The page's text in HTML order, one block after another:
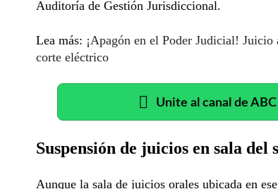
Auditoría de Gestión Jurisdiccional.
Lea más: ¡Apagón en el Poder Judicial!
corte eléctrico
Unite al canal de
Suspensión de juicios en sala del
Aunque la sala de juicios orales ubicada en